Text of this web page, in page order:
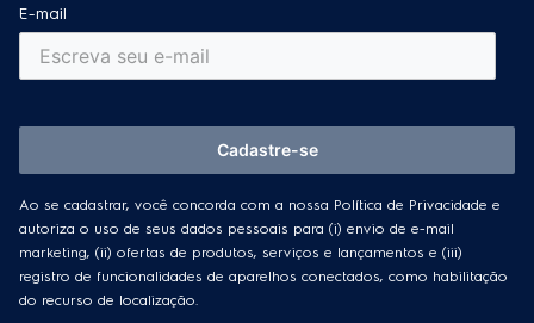
E-mail
Ao se cadastrar, você concorda com a nossa Política de Privacidade e
autoriza o uso de seus dados pessoais para (i) envio de e-mail
marketing, (ii) ofertas de produtos, serviços e lançamentos e (iii)
registro de funcionalidades de aparelhos conectados, como habilitação
do recurso de localização.
Cadastre-se